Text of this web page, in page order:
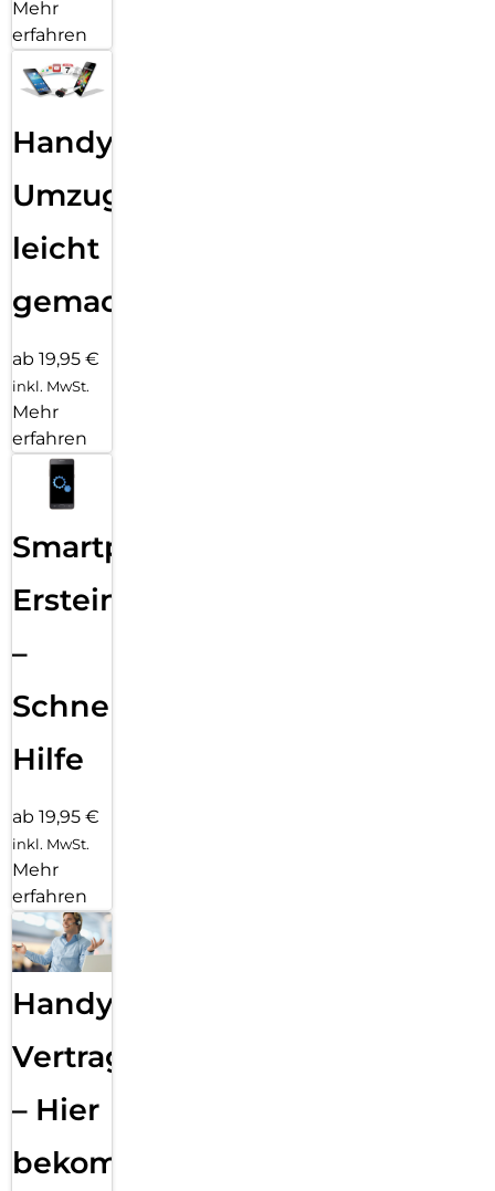
Mehr
erfahren
Handy
Umzug
leicht
gemacht!
ab 19,95 €
inkl. MwSt.
Mehr
erfahren
Smartphone
Ersteinrichtung
–
Schnelle
Hilfe
ab 19,95 €
inkl. MwSt.
Mehr
erfahren
Handy
Vertragsabwicklung
– Hier
bekommst